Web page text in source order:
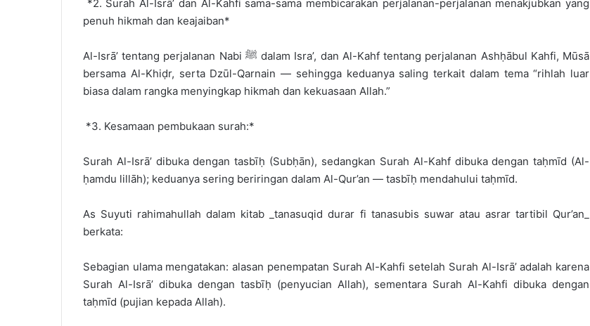
*2. Surah Al-Isrā’ dan Al-Kahfi sama-sama membicarakan perjalanan-perjalanan menakjubkan yang
penuh hikmah dan keajaiban*
Al-Isrā’ tentang perjalanan Nabi ﷺ dalam Isra’, dan Al-Kahf tentang perjalanan Ashḥābul Kahfi, Mūsā
bersama Al-Khiḍr, serta Dzūl-Qarnain — sehingga keduanya saling terkait dalam tema “rihlah luar
biasa dalam rangka menyingkap hikmah dan kekuasaan Allah.”
*3. Kesamaan pembukaan surah:*
Surah Al-Isrā’ dibuka dengan tasbīḥ (Subḥān), sedangkan Surah Al-Kahf dibuka dengan taḥmīd (Al-
ḥamdu lillāh); keduanya sering beriringan dalam Al-Qur’an — tasbīḥ mendahului taḥmīd.
As Suyuti rahimahullah dalam kitab _tanasuqid durar fi tanasubis suwar atau asrar tartibil Qur’an_
berkata:
Sebagian ulama mengatakan: alasan penempatan Surah Al-Kahfi setelah Surah Al-Isrā’ adalah karena
Surah Al-Isrā’ dibuka dengan tasbīḥ (penyucian Allah), sementara Surah Al-Kahfi dibuka dengan
taḥmīd (pujian kepada Allah).